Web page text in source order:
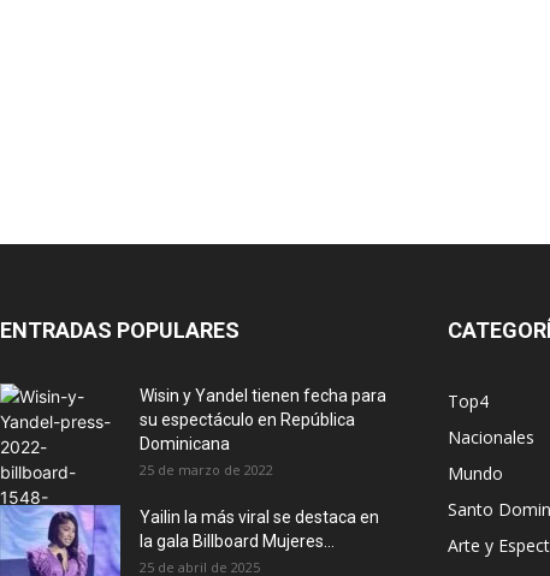
ENTRADAS POPULARES
Wisin y Yandel tienen fecha para
su espectáculo en República
Dominicana
25 de marzo de 2022
Yailin la más viral se destaca en
la gala Billboard Mujeres...
25 de abril de 2025
Top4
Nacionales
Mundo
Santo
Arte y